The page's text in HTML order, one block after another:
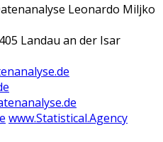
Leonardo Miljko
Landau an der Isar
www.Statistical.Agency